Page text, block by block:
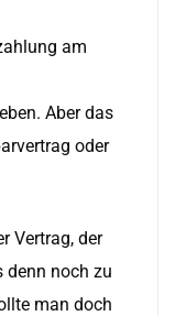
am
Aber das
oder
Vertrag, der
denn noch zu
man doch